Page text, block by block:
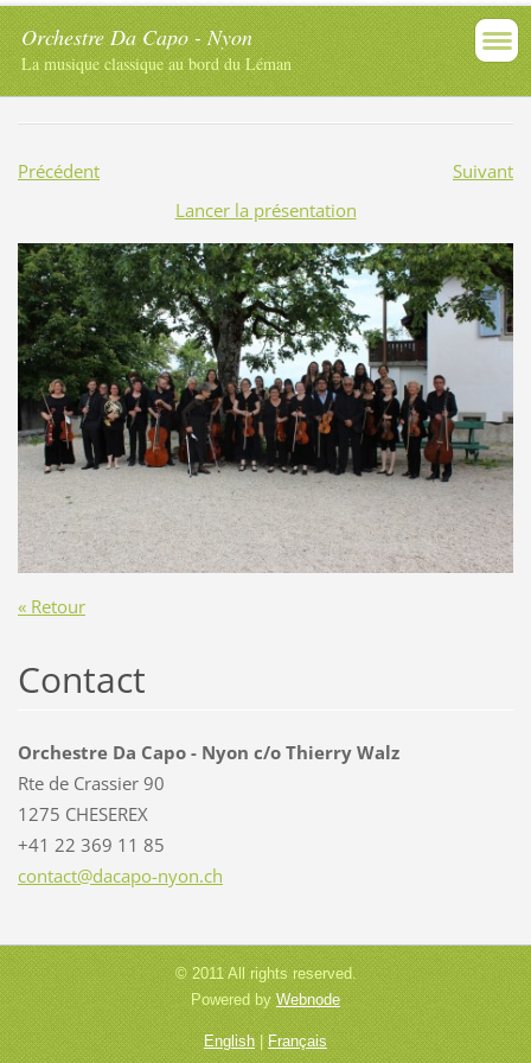
Orchestre Da Capo - Nyon
La musique classique au bord du Léman
Précédent
Suivant
Lancer la présentation
« Retour
Contact
Orchestre Da Capo - Nyon c/o Thierry Walz
Rte de Crassier 90
1275 CHESEREX
+41 22 369 11 85
contact@dacapo-nyon.ch
© 2011 All rights reserved.
Powered by Webnode
English|Français